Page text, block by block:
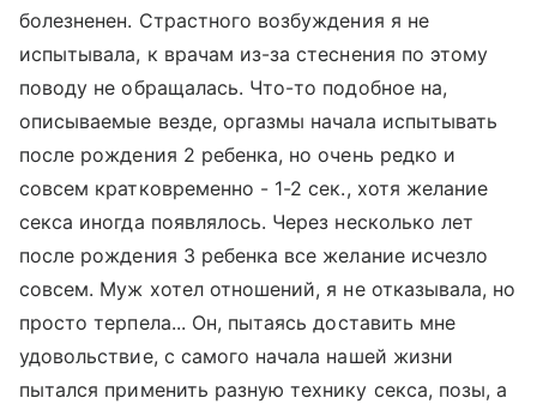
болезненен. Страстного возбуждения я не
испытывала, к врачам из-за стеснения по этому
поводу не обращалась. Что-то подобное на,
описываемые везде, оргазмы начала испытывать
после рождения 2 ребенка, но очень редко и
совсем кратковременно - 1-2 сек., хотя желание
секса иногда появлялось. Через несколько лет
после рождения 3 ребенка все желание исчезло
совсем. Муж хотел отношений, я не отказывала, но
просто терпела... Он, пытаясь доставить мне
удовольствие, с самого начала нашей жизни
пытался применить разную технику секса, позы, а